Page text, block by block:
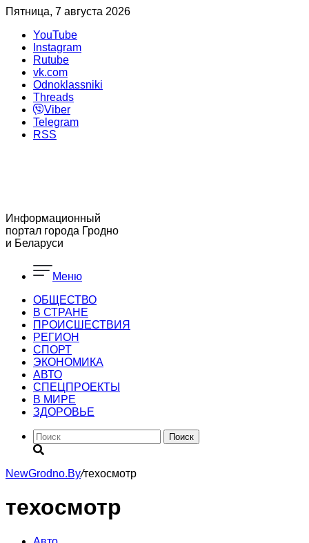
Пятница, 7 августа 2026
YouTube
Instagram
Rutube
vk.com
Odnoklassniki
Threads
Viber
Telegram
RSS
Информационный
портал города Гродно
и Беларуси
Меню
ОБЩЕСТВО
В СТРАНЕ
ПРОИСШЕСТВИЯ
РЕГИОН
CПОРТ
ЭКОНОМИКА
АВТО
СПЕЦПРОЕКТЫ
В МИРЕ
ЗДОРОВЬЕ
Поиск
NewGrodno.By/техосмотр
техосмотр